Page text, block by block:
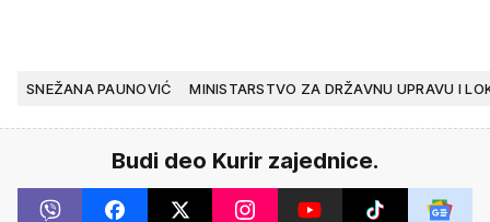
SNEŽANA PAUNOVIĆ MINISTARSTVO ZA DRŽAVNU UPRAVU I
Budi deo Kurir zajednice.